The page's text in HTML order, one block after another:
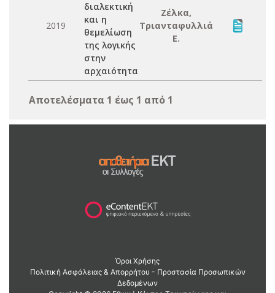
2019
διαλεκτική
και η
θεμελίωση
της λογικής
στην
αρχαιότητα
Ζέλκα,
Τριανταφυλλιά
Ε.
Αποτελέσματα 1 έως 1 από 1